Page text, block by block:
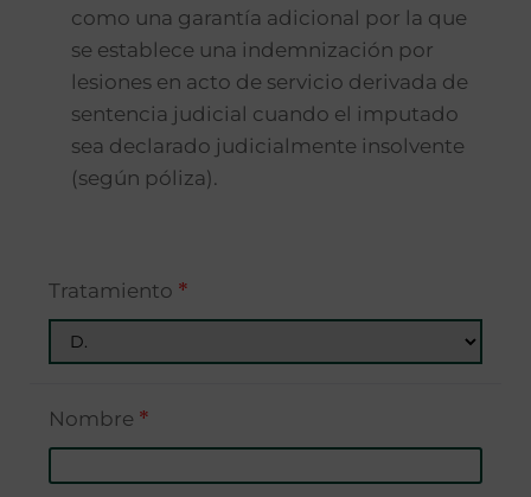
como una garantía adicional por la que
se establece una indemnización por
lesiones en acto de servicio derivada de
sentencia judicial cuando el imputado
sea declarado judicialmente insolvente
(según póliza).
Tratamiento *
Nombre *